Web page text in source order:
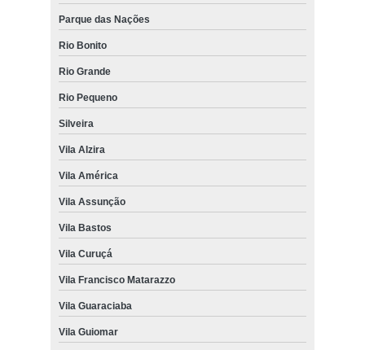
Parque das Nações
Rio Bonito
Rio Grande
Rio Pequeno
Silveira
Vila Alzira
Vila América
Vila Assunção
Vila Bastos
Vila Curuçá
Vila Francisco Matarazzo
Vila Guaraciaba
Vila Guiomar